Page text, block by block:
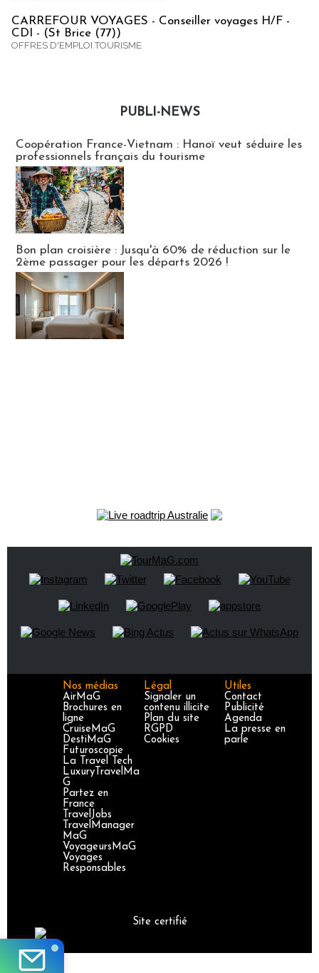
CARREFOUR VOYAGES - Conseiller voyages H/F -
CDI - (St Brice (77))
OFFRES D'EMPLOI TOURISME
PUBLI-NEWS
Coopération France-Vietnam : Hanoï veut séduire les
professionnels français du tourisme
Bon plan croisière : Jusqu'à 60% de réduction sur le
2ème passager pour les départs 2026 !
Nos médias
AirMaG
Brochures en
ligne
CruiseMaG
DestiMaG
Futuroscopie
La Travel Tech
LuxuryTravelMa
G
Partez en
France
TravelJobs
TravelManager
MaG
VoyageursMaG
Voyages
Responsables
Légal
Signaler un
contenu illicite
Plan du site
RGPD
Cookies
Utiles
Contact
Publicité
Agenda
La presse en
parle
Site certifié